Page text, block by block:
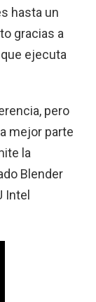
hasta un
gracias a
ejecuta
pero
mejor parte
la
Blender
Intel